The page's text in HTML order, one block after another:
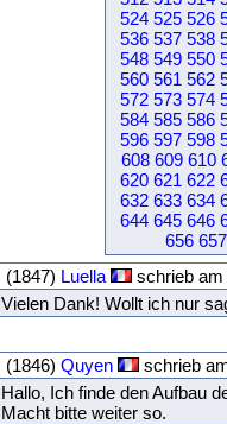
524 525 526
536 537 538
548 549 550
560 561 562
572 573 574
584 585 586
596 597 598
608 609 610
620 621 622
632 633 634
644 645 646
656 657
(1847) Luella
schrieb
Vielen Dank! Wollt ich nur
(1846) Quyen
schrieb
Hallo, Ich finde den Aufbau
Macht bitte weiter so.